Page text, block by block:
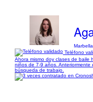
Teléfono
Ahora mismo doy clases de baile
niños de 7-9 años. Anteriormente
búsqueda de trabajo.